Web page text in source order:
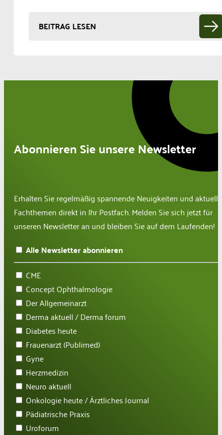
BEITRAG LESEN
Abonnieren Sie unsere Newsletter
Erhalten Sie regelmäßig spannende Neuigkeiten und aktuelle
Fachthemen direkt in Ihr Postfach. Melden Sie sich jetzt für
unseren Newsletter an und bleiben Sie auf dem Laufenden!
Alle Newsletter abonnieren
CME
Concept Ophthalmologie
Der Allgemeinarzt
Derma aktuell / Derma forum
Diabetes heute
Frauenarzt (Publimed)
Gyne
Herzmedizin
Neuro aktuell
Onkologie heute / Ärztliches Journal
Pädiatrische Praxis
Uroforum